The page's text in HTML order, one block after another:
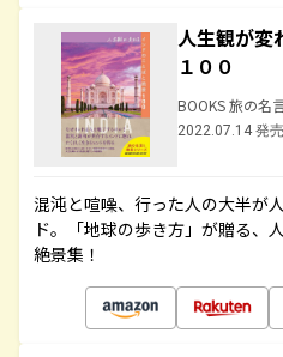
人生観が変
１００
BOOKS 旅の名
2022.07.14 発売
混沌と喧噪、行った人の大半が
ド。「地球の歩き方」が贈る、
絶景集！